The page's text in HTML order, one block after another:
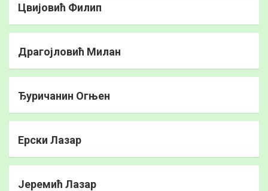
Цвијовић Филип
Драгојловић Милан
Ђуричанин Огњен
Ерски Лазар
Јеремић Лазар